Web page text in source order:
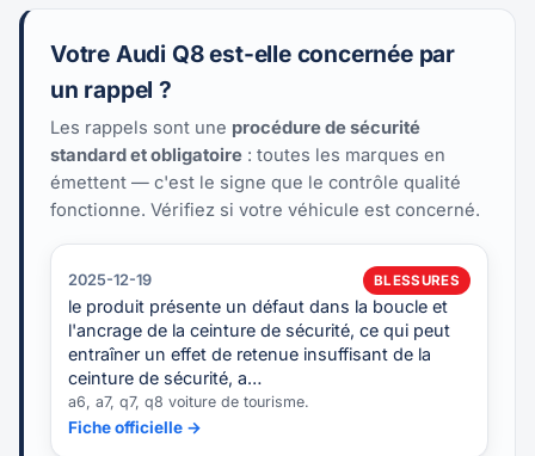
Votre Audi Q8 est-elle concernée par
un rappel ?
Les rappels sont une procédure de sécurité
standard et obligatoire : toutes les marques en
émettent — c'est le signe que le contrôle qualité
fonctionne. Vérifiez si votre véhicule est concerné.
2025-12-19 BLESSURES
le produit présente un défaut dans la boucle et
l'ancrage de la ceinture de sécurité, ce qui peut
entraîner un effet de retenue insuffisant de la
ceinture de sécurité, a…
a6, a7, q7, q8 voiture de tourisme.
Fiche officielle →